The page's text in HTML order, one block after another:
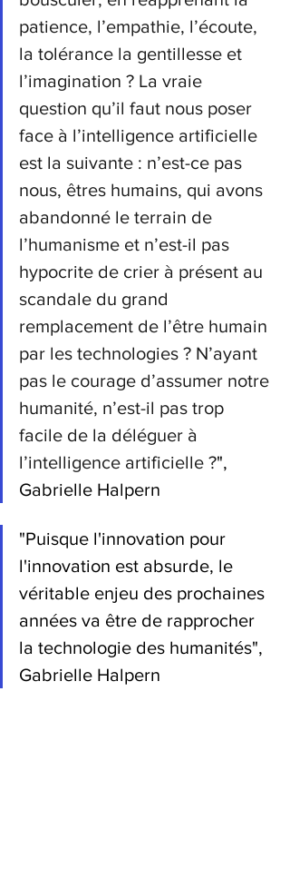
patience, l’empathie, l’écoute,
la tolérance la gentillesse et
l’imagination ? La vraie
question qu’il faut nous poser
face à l’intelligence artificielle
est la suivante : n’est-ce pas
nous, êtres humains, qui avons
abandonné le terrain de
l’humanisme et n’est-il pas
hypocrite de crier à présent au
scandale du grand
remplacement de l’être humain
par les technologies ? N’ayant
pas le courage d’assumer notre
humanité, n’est-il pas trop
facile de la déléguer à
l’intelligence artificielle ?",
Gabrielle Halpern
"Puisque l'innovation pour
l'innovation est absurde, le
véritable enjeu des prochaines
années va être de rapprocher
la technologie des humanités",
Gabrielle Halpern